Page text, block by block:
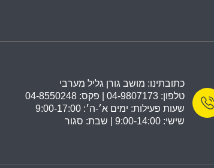
כתובתינו: מושב גורן גליל מערבי
טלפון: 04-9807173 | פקס: 04-8550248
שעות פעילות: ימים א׳-ה׳: 9:00-17:00
שישי: 9:00-14:00 | שבת: סגור